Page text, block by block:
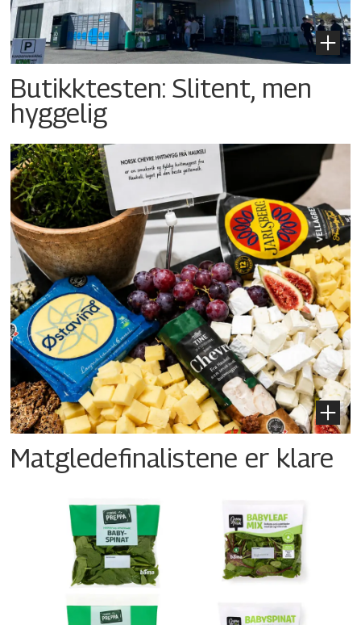
Butikktesten: Slitent, men
hyggelig
Matgledefinalistene er klare